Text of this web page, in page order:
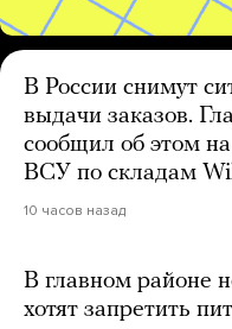
В России снимут
выдачи заказов.
сообщил об этом
ВСУ по складам
10 часов назад
В главном районе
хотят запретить